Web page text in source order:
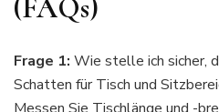
(FAQs)
Frage 1: Wie stelle ich sicher,
Schatten für Tisch und